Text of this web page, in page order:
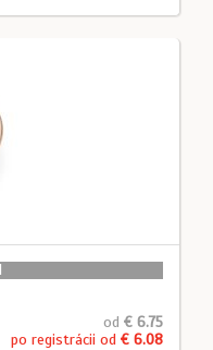
od € 6.75
po registrácii od € 6.08